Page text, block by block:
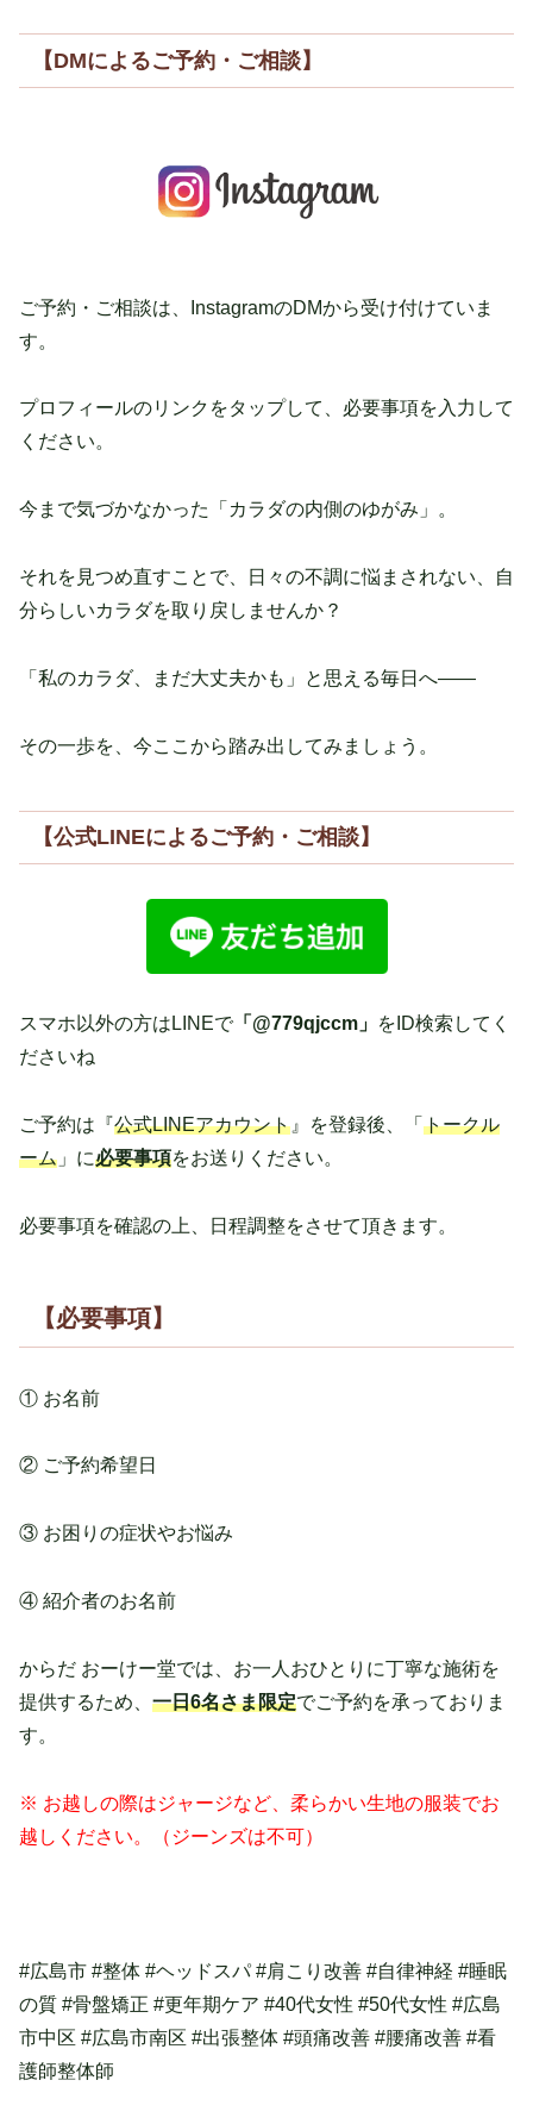
【DMによるご予約・ご相談】
ご予約・ご相談は、InstagramのDMから受け付けていま
す。
プロフィールのリンクをタップして、必要事項を入力して
ください。
今まで気づかなかった「カラダの内側のゆがみ」。
それを見つめ直すことで、日々の不調に悩まされない、自
分らしいカラダを取り戻しませんか？
「私のカラダ、まだ大丈夫かも」と思える毎日へ――
その一歩を、今ここから踏み出してみましょう。
【公式LINEによるご予約・ご相談】
スマホ以外の方はLINEで「@779qjccm」 をID検索してく
ださいね
ご予約は『公式LINEアカウント 』を登録後、「 トークル
ーム 」に必要事項をお送りください。
必要事項を確認の上、日程調整をさせて頂きます。
【必要事項】
① お名前
② ご予約希望日
③ お困りの症状やお悩み
④ 紹介者のお名前
からだ おーけー堂では、お一人おひとりに丁寧な施術を
提供するため、 一日6名さま限定でご予約を承っておりま
す。
※ お越しの際はジャージなど、柔らかい生地の服装でお
越しください。（ジーンズは不可）
#広島市 #整体 #ヘッドスパ #肩こり改善 #自律神経 #睡眠
の質 #骨盤矯正 #更年期ケア #40代女性 #50代女性 #広島
市中区 #広島市南区 #出張整体 #頭痛改善 #腰痛改善 #看
護師整体師